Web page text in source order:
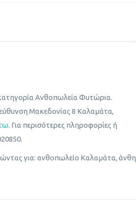
Ανθοπωλεία Φυτώρια.
Μακεδονίας 8 Καλαμάτα,
. Για περισότερες πληροφορίες ή
για: ανθοπωλείο Καλαμάτα, άνθη